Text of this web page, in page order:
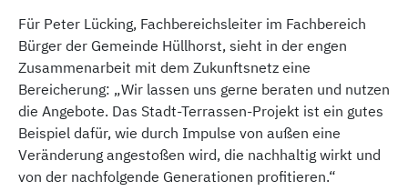
Für Peter Lücking, Fachbereichsleiter im Fachbereich
Bürger der Gemeinde Hüllhorst, sieht in der engen
Zusammenarbeit mit dem Zukunftsnetz eine
Bereicherung: „Wir lassen uns gerne beraten und nutzen
die Angebote. Das Stadt-Terrassen-Projekt ist ein gutes
Beispiel dafür, wie durch Impulse von außen eine
Veränderung angestoßen wird, die nachhaltig wirkt und
von der nachfolgende Generationen profitieren.“